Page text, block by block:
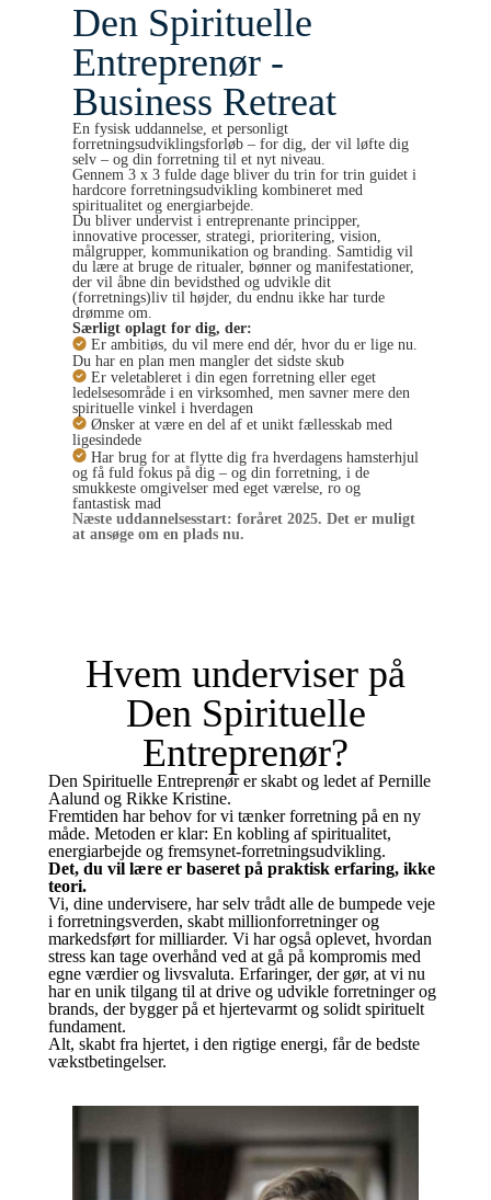
Den Spirituelle
Entreprenør -
Business Retreat
En fysisk uddannelse, et personligt
forretningsudviklingsforløb – for dig, der vil løfte dig
selv – og din forretning til et nyt niveau.
Gennem 3 x 3 fulde dage bliver du trin for trin guidet i
hardcore forretningsudvikling kombineret med
spiritualitet og energiarbejde.
Du bliver undervist i entreprenante principper,
innovative processer, strategi, prioritering, vision,
målgrupper, kommunikation og branding. Samtidig vil
du lære at bruge de ritualer, bønner og manifestationer,
der vil åbne din bevidsthed og udvikle dit
(forretnings)liv til højder, du endnu ikke har turde
drømme om.
Særligt oplagt for dig, der:
Er ambitiøs, du vil mere end dér, hvor du er lige nu.
Du har en plan men mangler det sidste skub
Er veletableret i din egen forretning eller eget
ledelsesområde i en virksomhed, men savner mere den
spirituelle vinkel i hverdagen
Ønsker at være en del af et unikt fællesskab med
ligesindede
Har brug for at flytte dig fra hverdagens hamsterhjul
og få fuld fokus på dig – og din forretning, i de
smukkeste omgivelser med eget værelse, ro og
fantastisk mad
Næste uddannelsesstart: foråret 2025. Det er muligt
at ansøge om en plads nu.
Hvem underviser på
Den Spirituelle
Entreprenør?
Den Spirituelle Entreprenør er skabt og ledet af Pernille
Aalund og Rikke Kristine.
Fremtiden har behov for vi tænker forretning på en ny
måde. Metoden er klar: En kobling af spiritualitet,
energiarbejde og fremsynet-forretningsudvikling.
Det, du vil lære er baseret på praktisk erfaring, ikke
teori.
Vi, dine undervisere, har selv trådt alle de bumpede veje
i forretningsverden, skabt millionforretninger og
markedsført for milliarder. Vi har også oplevet, hvordan
stress kan tage overhånd ved at gå på kompromis med
egne værdier og livsvaluta. Erfaringer, der gør, at vi nu
har en unik tilgang til at drive og udvikle forretninger og
brands, der bygger på et hjertevarmt og solidt spirituelt
fundament.
Alt, skabt fra hjertet, i den rigtige energi, får de bedste
vækstbetingelser.